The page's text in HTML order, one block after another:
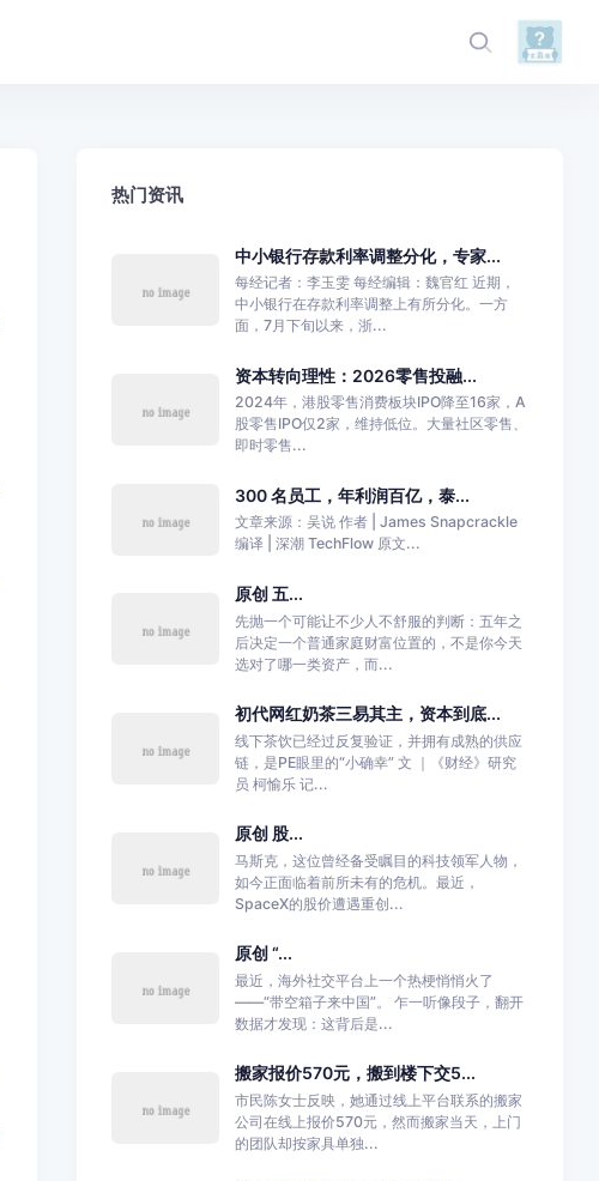
热门资讯
中小银行存款利率调整分化，专家...
每经记者：李玉雯 每经编辑：魏官红 近期，
中小银行在存款利率调整上有所分化。一方
面，7月下旬以来，浙...
资本转向理性：2026零售投融...
2024年，港股零售消费板块IPO降至16家，A
股零售IPO仅2家，维持低位。大量社区零售、
即时零售...
300 名员工，年利润百亿，泰...
文章来源：吴说 作者 | James Snapcrackle
编译 | 深潮 TechFlow 原文...
原创 五...
先抛一个可能让不少人不舒服的判断：五年之
后决定一个普通家庭财富位置的，不是你今天
选对了哪一类资产，而...
初代网红奶茶三易其主，资本到底...
线下茶饮已经过反复验证，并拥有成熟的供应
链，是PE眼里的“小确幸” 文 ｜《财经》研究
员 柯愉乐 记...
原创 股...
马斯克，这位曾经备受瞩目的科技领军人物，
如今正面临着前所未有的危机。最近，
SpaceX的股价遭遇重创...
原创 “...
最近，海外社交平台上一个热梗悄悄火了
——“带空箱子来中国”。 乍一听像段子，翻开
数据才发现：这背后是...
搬家报价570元，搬到楼下交5...
市民陈女士反映，她通过线上平台联系的搬家
公司在线上报价570元，然而搬家当天，上门
的团队却按家具单独...